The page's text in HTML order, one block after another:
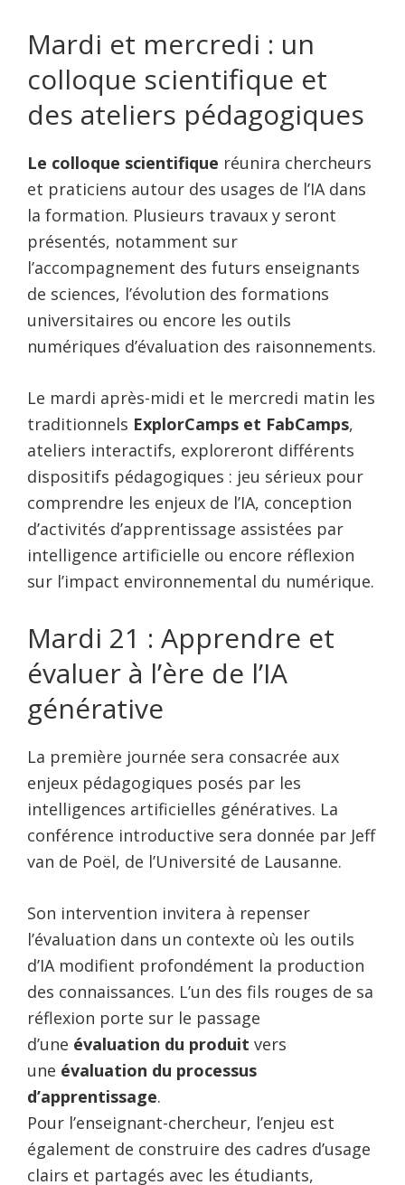
Mardi et mercredi : un
colloque scientifique et
des ateliers pédagogiques
Le colloque scientifique réunira chercheurs
et praticiens autour des usages de l’IA dans
la formation. Plusieurs travaux y seront
présentés, notamment sur
l’accompagnement des futurs enseignants
de sciences, l’évolution des formations
universitaires ou encore les outils
numériques d’évaluation des raisonnements.
Le mardi après-midi et le mercredi matin les
traditionnels ExplorCamps et FabCamps,
ateliers interactifs, exploreront différents
dispositifs pédagogiques : jeu sérieux pour
comprendre les enjeux de l’IA, conception
d’activités d’apprentissage assistées par
intelligence artificielle ou encore réflexion
sur l’impact environnemental du numérique.
Mardi 21 : Apprendre et
évaluer à l’ère de l’IA
générative
La première journée sera consacrée aux
enjeux pédagogiques posés par les
intelligences artificielles génératives. La
conférence introductive sera donnée par Jeff
van de Poël, de l’Université de Lausanne.
Son intervention invitera à repenser
l’évaluation dans un contexte où les outils
d’IA modifient profondément la production
des connaissances. L’un des fils rouges de sa
réflexion porte sur le passage
d’une évaluation du produit vers
une évaluation du processus
d’apprentissage.
Pour l’enseignant-chercheur, l’enjeu est
également de construire des cadres d’usage
clairs et partagés avec les étudiants,